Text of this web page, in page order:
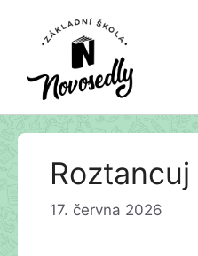
17. června 2026